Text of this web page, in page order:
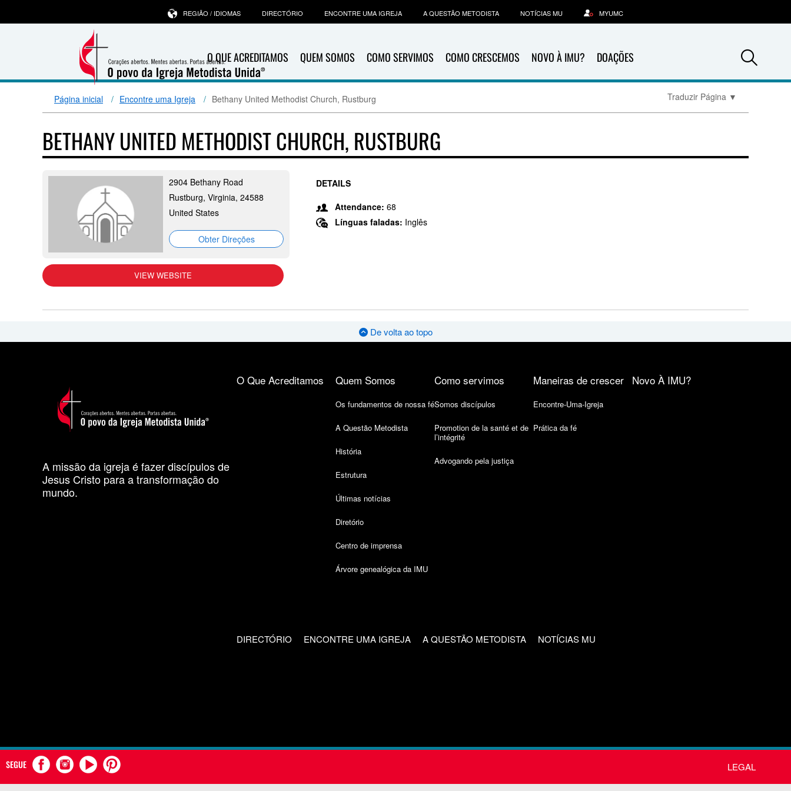
O QUE ACREDITAMOS QUEM SOMOS COMO SERVIMOS COMO CRESCEMOS NOVO À IMU? DOAÇÕES
REGIÃO / IDIOMAS DIRECTÓRIO ENCONTRE UMA IGREJA A QUESTÃO METODISTA NOTÍCIAS MU MYUMC
Página inicial Encontre uma Igreja Bethany United Methodist Church, Rustburg Traduzir Página ▼
BETHANY UNITED METHODIST CHURCH, RUSTBURG
2904 Bethany Road
Rustburg, Virginia, 24588
United States
Obter Direções
VIEW WEBSITE
DETAILS
Attendance: 68
Línguas faladas: Inglês
De volta ao topo
A missão da igreja é fazer discípulos de
Jesus Cristo para a transformação do
mundo.
O Que Acreditamos Quem Somos
Os fundamentos de nossa fé
A Questão Metodista
História
Estrutura
Últimas notícias
Diretório
Centro de imprensa
Árvore genealógica da IMU
Como servimos
Somos discípulos
Promotion de la santé et de
l’intégrité
Advogando pela justiça
Maneiras de crescer
Encontre-Uma-Igreja
Prática da fé
Novo À IMU?
DIRECTÓRIO ENCONTRE UMA IGREJA A QUESTÃO METODISTA NOTÍCIAS MU
SEGUE LEGAL